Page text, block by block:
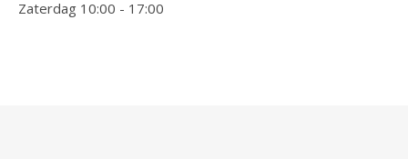
Zaterdag 10:00 - 17:00